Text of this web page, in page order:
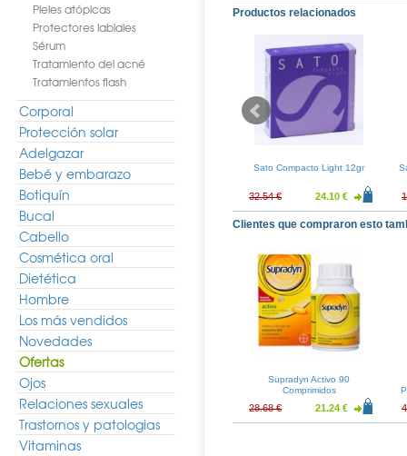
Pieles atópicas
Protectores labiales
Sérum
Tratamiento del acné
Tratamientos flash
Corporal
Protección solar
Adelgazar
Bebé y embarazo
Botiquín
Bucal
Cabello
Cosmética oral
Dietética
Hombre
Los más vendidos
Novedades
Ofertas
Ojos
Relaciones sexuales
Trastornos y patologias
Vitaminas
Productos relacionados
Anthelios XL
Crema
02
18.83 €
Compacto SPF50+ Tono
Sato Compacto Light 12gr
32.54 € 24.10 €
Clientes que compraron esto
Supradyn Activo 90
Comprimidos
28.68 € 21.24 €